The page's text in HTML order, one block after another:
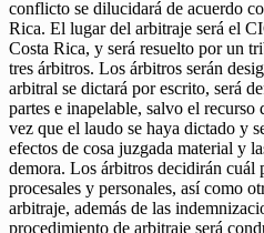
conflicto se dilucidará de acuerdo
Rica. El lugar del arbitraje será el
Costa Rica, y será resuelto por un
tres árbitros. Los árbitros serán
arbitral se dictará por escrito, será
partes e inapelable, salvo el
vez que el laudo se haya dictado y
efectos de cosa juzgada material y
demora. Los árbitros decidirán cuál
procesales y personales, así como
arbitraje, además de las
procedimiento de arbitraje será